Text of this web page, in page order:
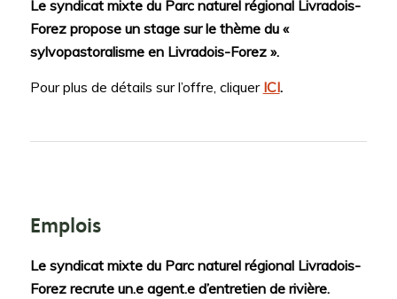
Le syndicat mixte du Parc naturel régional Livradois-
Forez propose un stage sur le thème du «
sylvopastoralisme en Livradois-Forez ».
Pour plus de détails sur l’offre, cliquer ICI.
Emplois
Le syndicat mixte du Parc naturel régional Livradois-
Forez recrute un.e agent.e d’entretien de rivière.